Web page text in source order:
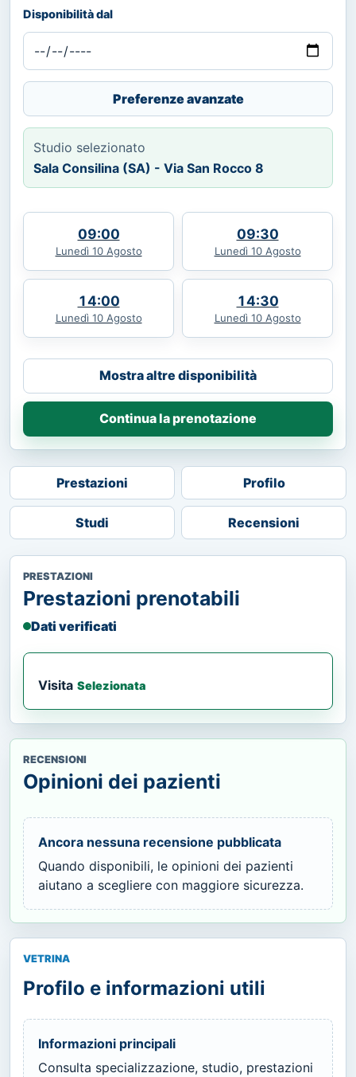
Disponibilità dal
Preferenze avanzate
Studio selezionato
Sala Consilina (SA) - Via San Rocco 8
09:00
Lunedì 10 Agosto
09:30
Lunedì 10 Agosto
14:00
Lunedì 10 Agosto
14:30
Lunedì 10 Agosto
Mostra altre disponibilità
Continua la prenotazione
Prestazioni Profilo
Studi Recensioni
PRESTAZIONI
Prestazioni prenotabili
Dati verificati
Visita Selezionata
RECENSIONI
Opinioni dei pazienti
Ancora nessuna recensione pubblicata
Quando disponibili, le opinioni dei pazienti
aiutano a scegliere con maggiore sicurezza.
VETRINA
Profilo e informazioni utili
Informazioni principali
Consulta specializzazione, studio, prestazioni